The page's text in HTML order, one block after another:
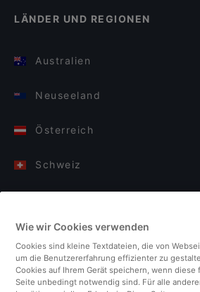
LÄNDER UND REGIONEN
Australien
Neuseeland
Österreich
Schweiz
Italien
Finnland
Wie wir Cookies verwenden
Cookies sind kleine Textdateien, die von
um die Benutzererfahrung effizienter zu
Cookies auf Ihrem Gerät speichern, wenn diese
Seite unbedingt notwendig sind. Für alle